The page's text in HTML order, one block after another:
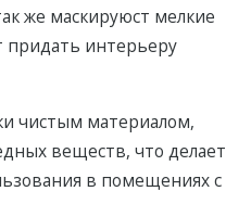
же маскируюст мелкие
придать интерьеру
чистым материалом,
веществ, что делает
в помещениях с